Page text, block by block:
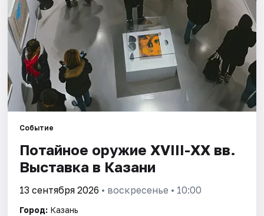
Рейтинги
Событие
Потайное оружие XVIII-XX вв.
Выставка в Казани
13 сентября 2026 • воскресенье • 10:00
Город: Казань